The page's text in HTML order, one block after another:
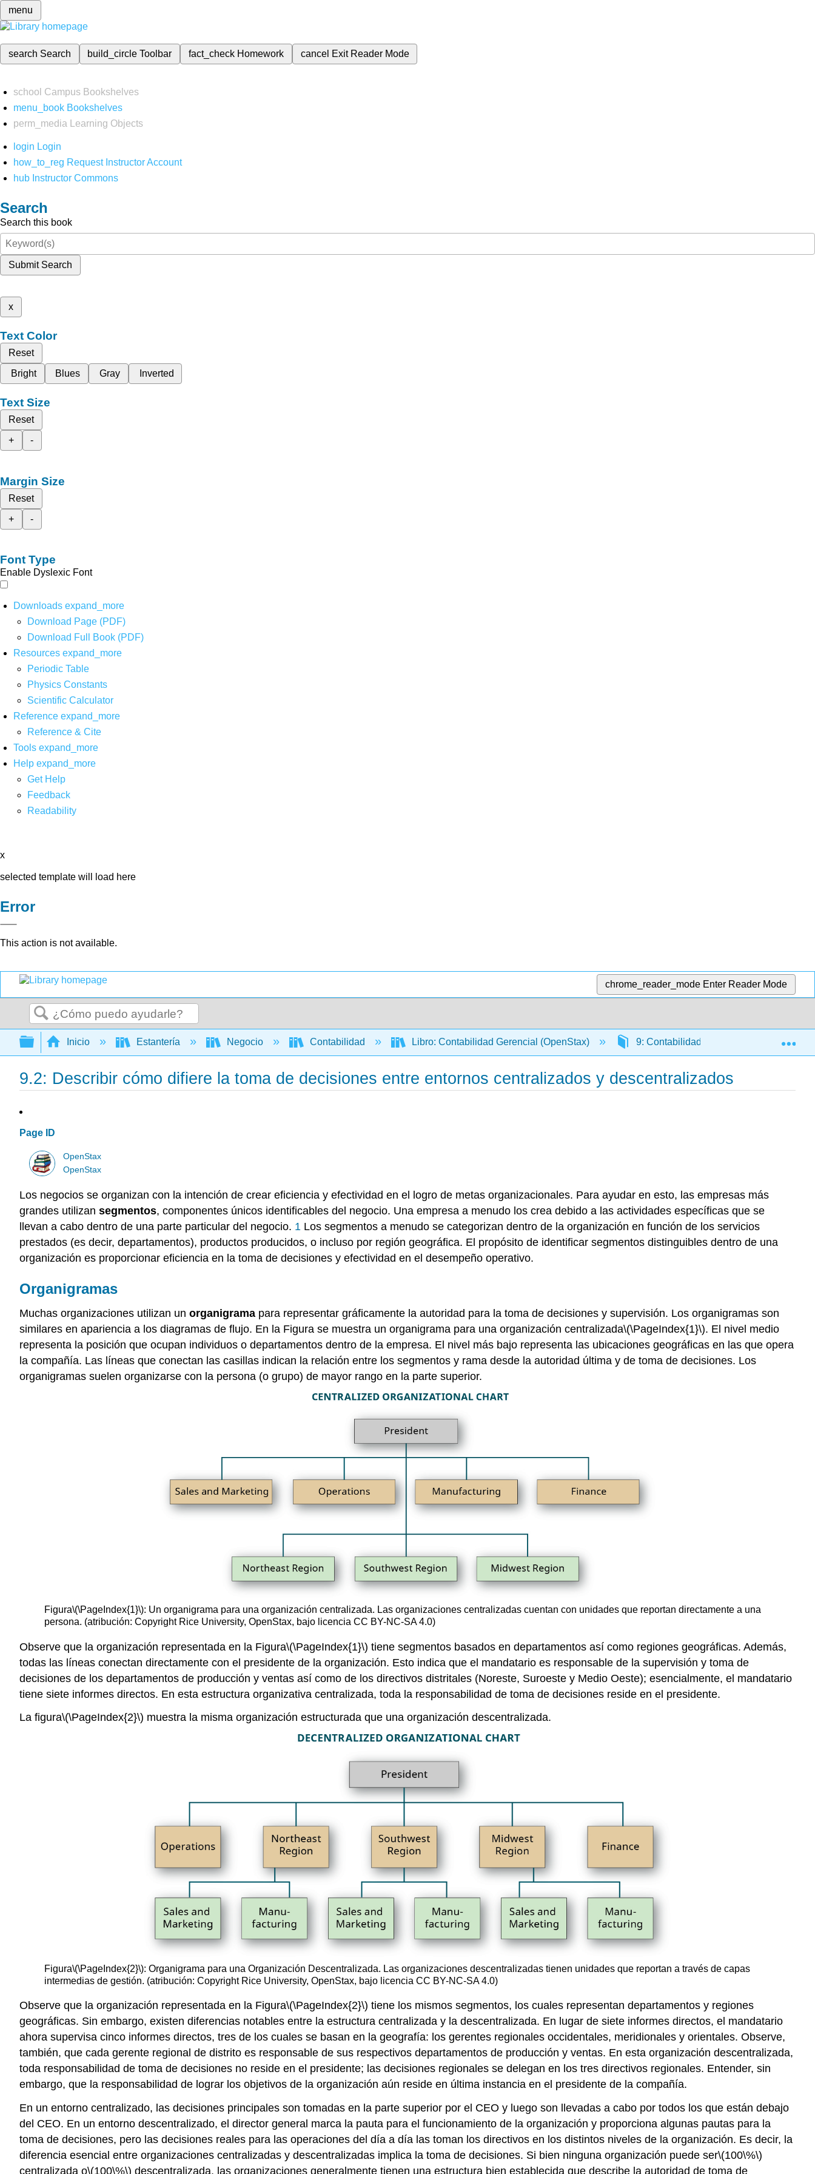
menu
search Search build_circleToolbar fact_check Homework cancel Exit Reader Mode
school Campus Bookshelves
menu_book Bookshelves
perm_media
Learning Objects
login Login
how_to_reg Request Instructor Account
hub Instructor Commons
Search
Search this book
Submit Search
x
Text Color
Reset
Bright
Blues Gray Inverted
Text Size
Reset
+
-
Margin Size
Reset
+
-
Font Type
Enable Dyslexic Font
Downloads expand_more
Download Page (PDF)
Download Full Book (PDF)
Resources expand_more
Periodic Table
Physics Constants
Scientific Calculator
Reference expand_more
Reference & Cite
Tools expand_more
Help expand_more
Get Help
Feedback
Readability
x
selected template will load here
Error
This action is not available.
chrome_reader_mode Enter Reader Mode
Buscar
Expandir/contraer jerarquía global
Inicio Estantería Negocio Contabilidad Libro: Contabilidad Gerencial (OpenStax) 9: Contabilidad de Responsabilidad y
9.2: Describir cómo difiere la toma de decisiones entre entornos centralizados y descentralizados
Page ID
OpenStax
OpenStax
Los negocios se organizan con la intención de crear eficiencia y efectividad en el logro de metas organizacionales. Para ayudar en esto, las empresas más
grandes utilizan segmentos, componentes únicos identificables del negocio. Una empresa a menudo los crea debido a las actividades específicas que se
llevan a cabo dentro de una parte particular del negocio. 1 Los segmentos a menudo se categorizan dentro de la organización en función de los servicios
prestados (es decir, departamentos), productos producidos, o incluso por región geográfica. El propósito de identificar segmentos distinguibles dentro de una
organización es proporcionar eficiencia en la toma de decisiones y efectividad en el desempeño operativo.
Organigramas
Muchas organizaciones utilizan un organigrama para representar gráficamente la autoridad para la toma de decisiones y supervisión. Los organigramas son
similares en apariencia a los diagramas de flujo. En la Figura se muestra un organigrama para una organización centralizada\(\PageIndex{1}\). El nivel medio
representa la posición que ocupan individuos o departamentos dentro de la empresa. El nivel más bajo representa las ubicaciones geográficas en las que opera
la compañía. Las líneas que conectan las casillas indican la relación entre los segmentos y rama desde la autoridad última y de toma de decisiones. Los
organigramas suelen organizarse con la persona (o grupo) de mayor rango en la parte superior.
Figura\(\PageIndex{1}\): Un organigrama para una organización centralizada. Las organizaciones centralizadas cuentan con unidades que reportan directamente a una
persona. (atribución: Copyright Rice University, OpenStax, bajo licencia CC BY-NC-SA 4.0)
Observe que la organización representada en la Figura\(\PageIndex{1}\) tiene segmentos basados en departamentos así como regiones geográficas. Además,
todas las líneas conectan directamente con el presidente de la organización. Esto indica que el mandatario es responsable de la supervisión y toma de
decisiones de los departamentos de producción y ventas así como de los directivos distritales (Noreste, Suroeste y Medio Oeste); esencialmente, el mandatario
tiene siete informes directos. En esta estructura organizativa centralizada, toda la responsabilidad de toma de decisiones reside en el presidente.
La figura\(\PageIndex{2}\) muestra la misma organización estructurada que una organización descentralizada.
Figura\(\PageIndex{2}\): Organigrama para una Organización Descentralizada. Las organizaciones descentralizadas tienen unidades que reportan a través de capas
intermedias de gestión. (atribución: Copyright Rice University, OpenStax, bajo licencia CC BY-NC-SA 4.0)
Observe que la organización representada en la Figura\(\PageIndex{2}\) tiene los mismos segmentos, los cuales representan departamentos y regiones
geográficas. Sin embargo, existen diferencias notables entre la estructura centralizada y la descentralizada. En lugar de siete informes directos, el mandatario
ahora supervisa cinco informes directos, tres de los cuales se basan en la geografía: los gerentes regionales occidentales, meridionales y orientales. Observe,
también, que cada gerente regional de distrito es responsable de sus respectivos departamentos de producción y ventas. En esta organización descentralizada,
toda responsabilidad de toma de decisiones no reside en el presidente; las decisiones regionales se delegan en los tres directivos regionales. Entender, sin
embargo, que la responsabilidad de lograr los objetivos de la organización aún reside en última instancia en el presidente de la compañía.
En un entorno centralizado, las decisiones principales son tomadas en la parte superior por el CEO y luego son llevadas a cabo por todos los que están debajo
del CEO. En un entorno descentralizado, el director general marca la pauta para el funcionamiento de la organización y proporciona algunas pautas para la
toma de decisiones, pero las decisiones reales para las operaciones del día a día las toman los directivos en los distintos niveles de la organización. Es decir, la
diferencia esencial entre organizaciones centralizadas y descentralizadas implica la toma de decisiones. Si bien ninguna organización puede ser\(100\%\)
centralizada o\(100\%\) descentralizada, las organizaciones generalmente tienen una estructura bien establecida que describe la autoridad de toma de